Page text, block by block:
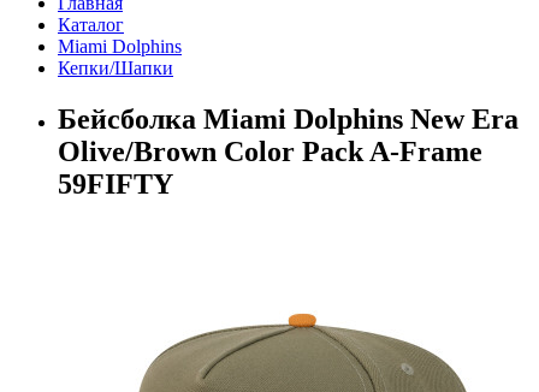
Каталог
Miami Dolphins
Кепки/Шапки
Бейсболка Miami Dolphins New Era
Olive/Brown Color Pack A-Frame
59FIFTY